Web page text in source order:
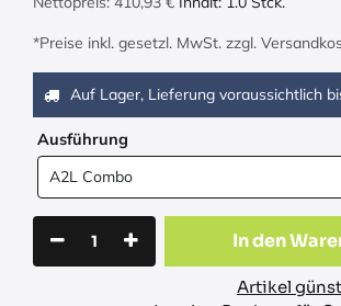
*Preise inkl. gesetzl. MwSt. zzgl.
Auf Lager, Lieferung voraussichtlich
Ausführung
In den
Artikel